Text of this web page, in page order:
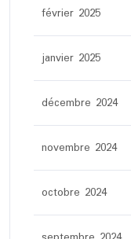
février 2025
janvier 2025
décembre 2024
novembre 2024
octobre 2024